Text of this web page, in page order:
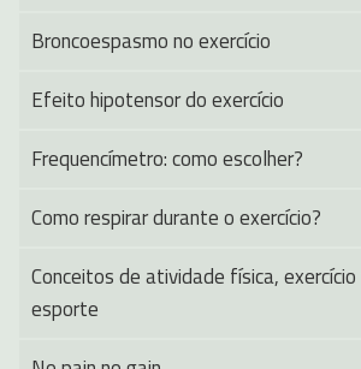
Broncoespasmo no exercício
Efeito hipotensor do exercício
Frequencímetro: como escolher?
Como respirar durante o exercício?
Conceitos de atividade física,
esporte